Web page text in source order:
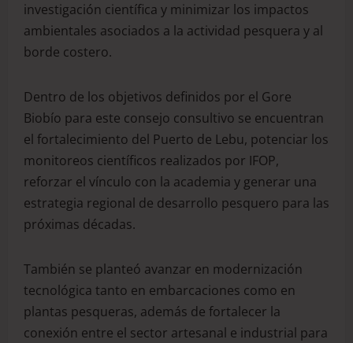
investigación científica y minimizar los impactos
ambientales asociados a la actividad pesquera y al
borde costero.
Dentro de los objetivos definidos por el Gore
Biobío para este consejo consultivo se encuentran
el fortalecimiento del Puerto de Lebu, potenciar los
monitoreos científicos realizados por IFOP,
reforzar el vínculo con la academia y generar una
estrategia regional de desarrollo pesquero para las
próximas décadas.
También se planteó avanzar en modernización
tecnológica tanto en embarcaciones como en
plantas pesqueras, además de fortalecer la
conexión entre el sector artesanal e industrial para